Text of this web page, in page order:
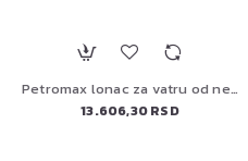
Petromax lonac za vatru od nerđajućeg čelika
13.606,30 RSD